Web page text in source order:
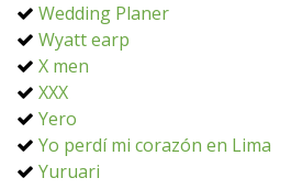
Wedding Planer
Wyatt earp
X men
XXX
Yero
Yo perdí mi corazón en Lima
Yuruari